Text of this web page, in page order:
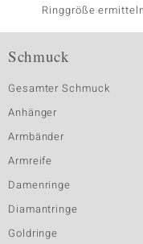
Ringgröße
Schmuck
Gesamter Schmuck
Anhänger
Armbänder
Armreife
Damenringe
Diamantringe
Goldringe